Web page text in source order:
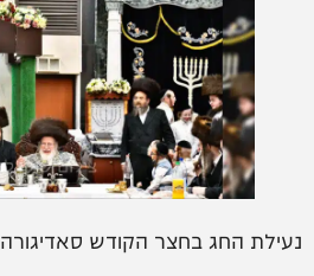
נעילת החג בחצר הקודש סאדיגורה